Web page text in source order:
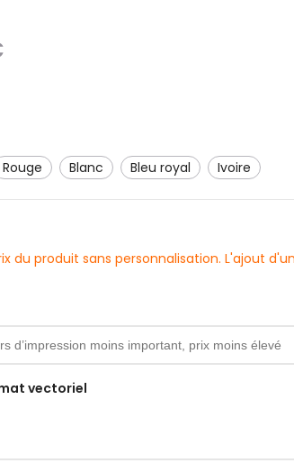
rouge blanc bleu royal ivoire
du produit sans personnalisation. L'ajout
vectoriel